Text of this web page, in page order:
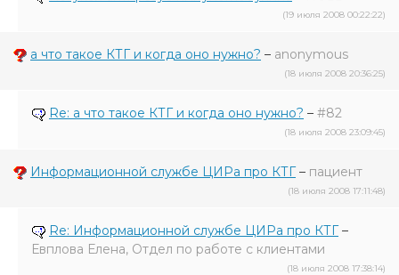
(19 июля 2008 00:22:22)
а что такое КТГ и когда оно нужно? – anonymous
(18 июля 2008 20:36:25)
Re: а что такое КТГ и когда оно нужно? – #82
(18 июля 2008 23:09:45)
Информационной службе ЦИРа про КТГ– пациент
(18 июля 2008 17:11:48)
Re: Информационной службе ЦИРа про КТГ–
Евплова Елена, Отдел по работе с клиентами
(18 июля 2008 17:38:14)